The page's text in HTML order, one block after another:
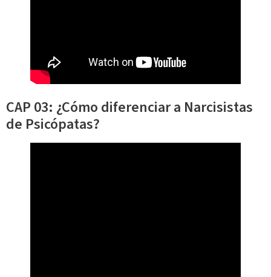
CAP 03: ¿Cómo diferenciar a Narcisistas
de Psicópatas?